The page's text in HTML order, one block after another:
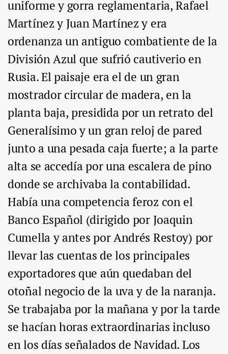
uniforme y gorra reglamentaria, Rafael
Martínez y Juan Martínez y era
ordenanza un antiguo combatiente de la
División Azul que sufrió cautiverio en
Rusia. El paisaje era el de un gran
mostrador circular de madera, en la
planta baja, presidida por un retrato del
Generalísimo y un gran reloj de pared
junto a una pesada caja fuerte; a la parte
alta se accedía por una escalera de pino
donde se archivaba la contabilidad.
Había una competencia feroz con el
Banco Español (dirigido por Joaquin
Cumella y antes por Andrés Restoy) por
llevar las cuentas de los principales
exportadores que aún quedaban del
otoñal negocio de la uva y de la naranja.
Se trabajaba por la mañana y por la tarde
se hacían horas extraordinarias incluso
en los días señalados de Navidad. Los